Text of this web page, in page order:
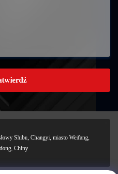
Shibu, Changyi, miasto Weifang,
Chiny